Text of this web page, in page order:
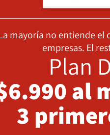
mayoría no entiende el
empresas. El
Plan
al
3